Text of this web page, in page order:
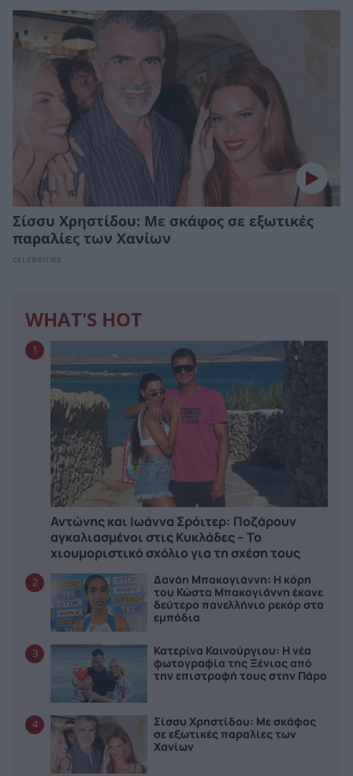
Σίσσυ Χρηστίδου: Με σκάφος σε εξωτικές
παραλίες των Χανίων
CELEBRITIES
WHAT'S HOT
1
Αντώνης και Ιωάννα Σρόιτερ: Ποζάρουν
αγκαλιασμένοι στις Κυκλάδες – Το
χιουμοριστικό σχόλιο για τη σχέση τους
2
Δανάη Μπακογιάννη: Η κόρη
του Κώστα Μπακογιάννη έκανε
δεύτερο πανελλήνιο ρεκόρ στα
εμπόδια
3
Κατερίνα Καινούργιου: Η νέα
φωτογραφία της Ξένιας από
την επιστροφή τους στην Πάρο
4
Σίσσυ Χρηστίδου: Με σκάφος
σε εξωτικές παραλίες των
Χανίων